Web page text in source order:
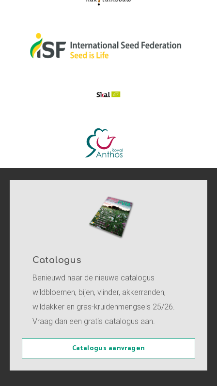
Catalogus
Benieuwd naar de nieuwe catalogus
wildbloemen, bijen, vlinder, akkerranden,
wildakker en gras-kruidenmengsels 25/26.
Vraag dan een gratis catalogus aan.
Catalogus aanvragen